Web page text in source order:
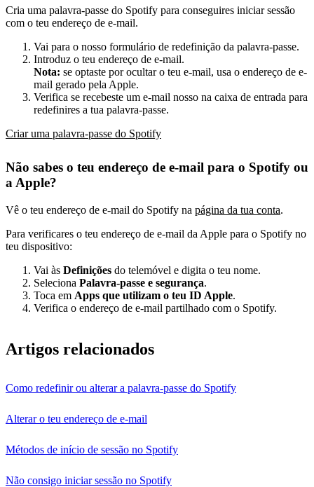
Cria uma palavra-passe do Spotify para conseguires iniciar sessão
com o teu endereço de e-mail.
Vai para o nosso formulário de redefinição da palavra-passe.
Introduz o teu endereço de e-mail.
Nota: se optaste por ocultar o teu e-mail, usa o endereço de e-
mail gerado pela Apple.
Verifica se recebeste um e-mail nosso na caixa de entrada para
redefinires a tua palavra-passe.
Criar uma palavra-passe do Spotify
Não sabes o teu endereço de e-mail para o Spotify ou
a Apple?
Vê o teu endereço de e-mail do Spotify na página da tua conta.
Para verificares o teu endereço de e-mail da Apple para o Spotify no
teu dispositivo:
Vai às Definições do telemóvel e digita o teu nome.
Seleciona Palavra-passe e segurança.
Toca em Apps que utilizam o teu ID Apple.
Verifica o endereço de e-mail partilhado com o Spotify.
Artigos relacionados
Como redefinir ou alterar a palavra-passe do Spotify
Alterar o teu endereço de e-mail
Métodos de início de sessão no Spotify
Não consigo iniciar sessão no Spotify